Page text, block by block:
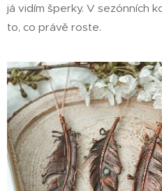
já vidím šperky. V sezónních
to, co právě roste.